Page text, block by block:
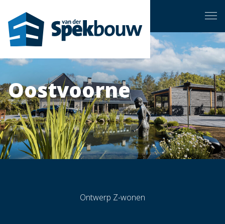
Oostvoorne
Ontwerp Z-wonen